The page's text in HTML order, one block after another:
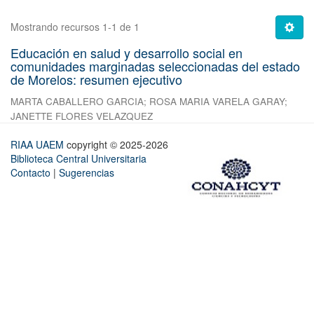
Mostrando recursos 1-1 de 1
Educación en salud y desarrollo social en
comunidades marginadas seleccionadas del estado
de Morelos: resumen ejecutivo
MARTA CABALLERO GARCIA; ROSA MARIA VARELA GARAY;
JANETTE FLORES VELAZQUEZ
RIAA UAEM copyright © 2025-2026
Biblioteca Central Universitaria
Contacto | Sugerencias